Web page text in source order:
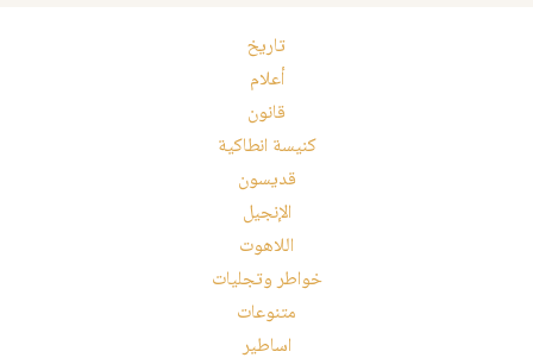
تاريخ
أعلام
قانون
كنيسة انطاكية
قديسون
الإنجيل
اللاهوت
خواطر وتجليات
متنوعات
اساطير